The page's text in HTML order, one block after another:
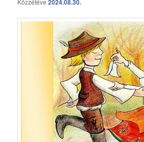
Közzétéve2024.08.30.